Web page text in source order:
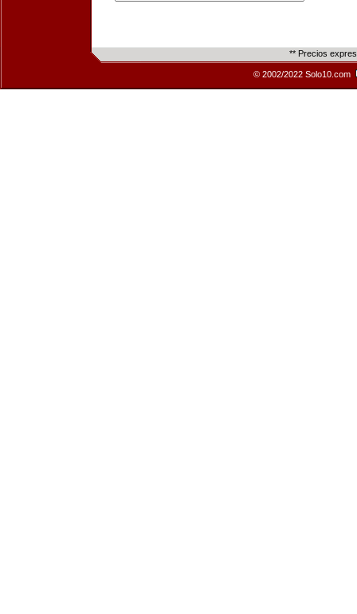
** Precios
© 2002/2022 Solo10.com